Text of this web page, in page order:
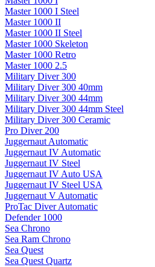
Master 1000 I Steel
Master 1000 II
Master 1000 II Steel
Master 1000 Skeleton
Master 1000 Retro
Master 1000 2.5
Military Diver 300
Military Diver 300 40mm
Military Diver 300 44mm
Military Diver 300 44mm Steel
Military Diver 300 Ceramic
Pro Diver 200
Juggernaut Automatic
Juggernaut IV Automatic
Juggernaut IV Steel
Juggernaut IV Auto USA
Juggernaut IV Steel USA
Juggernaut V Automatic
ProTac Diver Automatic
Defender 1000
Sea Chrono
Sea Ram Chrono
Sea Quest
Sea Quest Quartz